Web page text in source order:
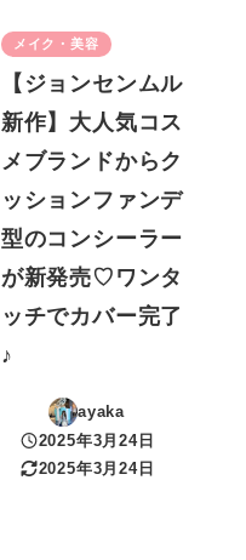
メイク・美容
【ジョンセンムル
新作】大人気コス
メブランドからク
ッションファンデ
型のコンシーラー
が新発売♡ワンタ
ッチでカバー完了
♪
ayaka
投稿日
2025年3月24日
更新日
2025年3月24日